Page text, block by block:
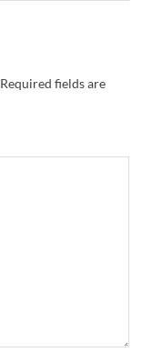
Required fields are